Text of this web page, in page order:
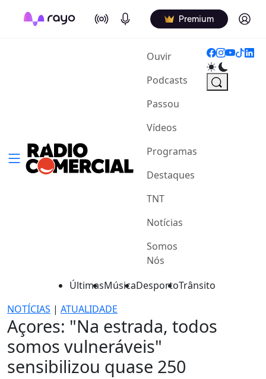
On Air Podcasts Premium Log in
Ouvir(current)
Podcasts
Passou
Vídeos
Programas
Destaques
TNT
Notícias
Somos
Nós
ÚltimasMúsicaDesportoTrânsito
NOTÍCIAS | ATUALIDADE
Açores: "Na estrada, todos
somos vulneráveis"
sensibilizou quase 250